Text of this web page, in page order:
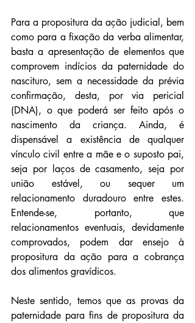
Para a propositura da ação judicial, bem
como para a fixação da verba alimentar,
basta a apresentação de elementos que
comprovem indícios da paternidade do
nascituro, sem a necessidade da prévia
confirmação, desta, por via pericial
(DNA), o que poderá ser feito após o
nascimento da criança. Ainda, é
dispensável a existência de qualquer
vínculo civil entre a mãe e o suposto pai,
seja por laços de casamento, seja por
união estável, ou sequer um
relacionamento duradouro entre estes.
Entende-se, portanto, que
relacionamentos eventuais, devidamente
comprovados, podem dar ensejo à
propositura da ação para a cobrança
dos alimentos gravídicos.
Neste sentido, temos que as provas da
paternidade para fins de propositura da